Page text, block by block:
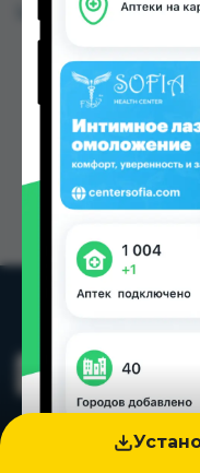
Цена: от38.00 TJS